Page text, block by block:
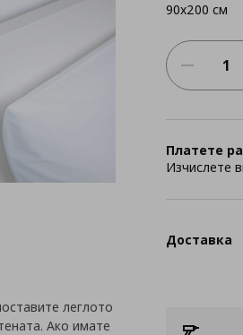
90x200 см
Платете
Изчислете
Доставка
леглото
Ако имате